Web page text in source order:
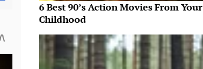
6 Best 90’s Action Movies From Your
Childhood